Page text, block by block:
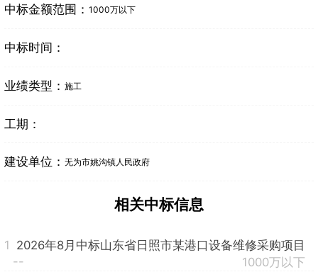
中标金额范围： 1000万以下
中标时间：
业绩类型： 施工
工期：
建设单位： 无为市姚沟镇人民政府
相关中标信息
1 2026年8月中标山东省日照市某港口设备维修采购项目
--
1000万以下